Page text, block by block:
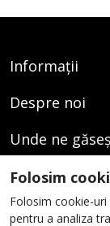
Informații
Despre noi
Unde ne
Urmați-ne
Folosim
Folosim cookie-
pentru a analiza